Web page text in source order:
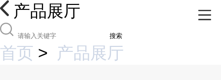
产品展厅
搜索
首页 > 产品展厅